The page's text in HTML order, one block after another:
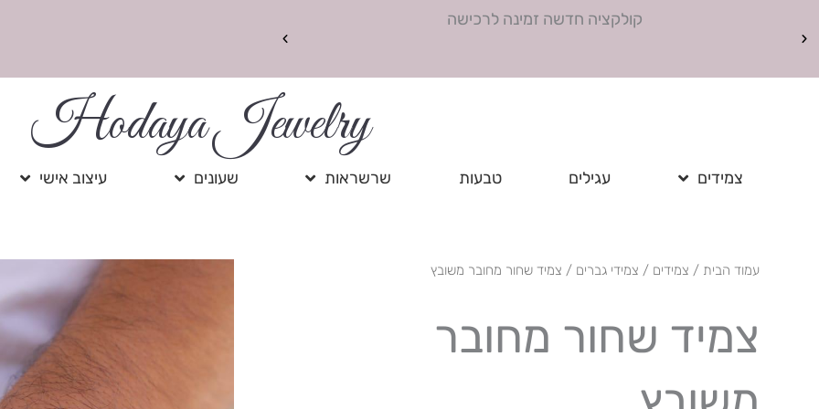
לתוכן
קולקציה חדשה זמינה לרכישה
Hodaya Jewelry
צמידים עגילים טבעות שרשראות שעונים עיצוב אישי
עמוד הבית / צמידים / צמידי גברים / צמיד שחור מחובר משובץ
צמיד שחור מחובר